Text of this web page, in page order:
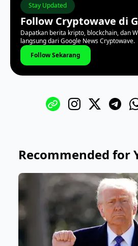
Stay Updated
Follow Cryptowave di
Dapatkan berita kripto, blockchain, dan
langsung dari Google News Cryptowave.
Follow Sekarang
Recommended for